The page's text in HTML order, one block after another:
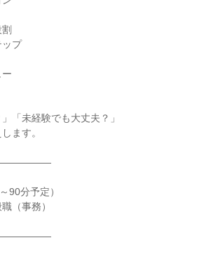
ップ
ー
「未経験でも大丈夫？」
ます。
90分予定）
（事務）